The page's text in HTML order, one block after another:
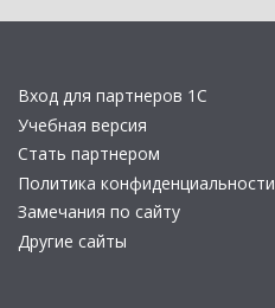
Вход для партнеров 1С
Учебная версия
Стать партнером
Политика конфиденциальности
Замечания по сайту
Другие сайты